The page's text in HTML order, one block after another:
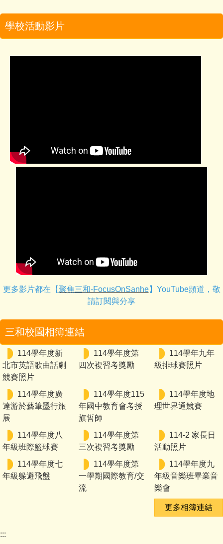
學校活動影片
更多影片都在【聚焦三和-FocusOnSanhe】YouTube頻道，敬
請訂閱與分享
三和校園相簿連結
114學年度新
北市英語歌曲話劇
競賽照片
114學年度第
四次複習考獎勵
114學年九年
級排球賽照片
114學年度廣
達游於藝筆墨行旅
展
114學年度115
年國中教育會考授
旗誓師
114學年度地
理世界通競賽
114學年度八
年級班際籃球賽
114學年度第
三次複習考獎勵
114-2 家長日
活動照片
114學年度七
年級躲避飛盤
114學年度第
一學期國際教育/交
流
114學年度九
年級音樂班畢業音
樂會
更多相簿連結
:::